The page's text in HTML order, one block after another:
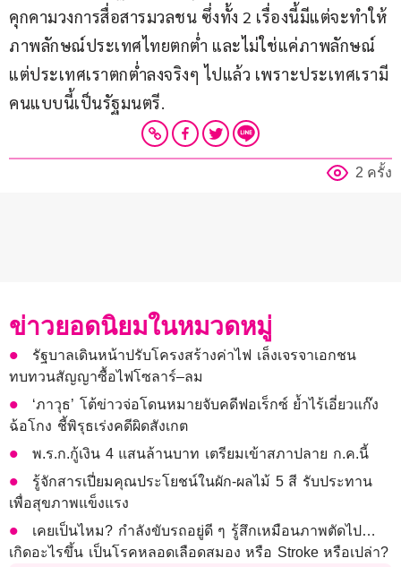
คุกคามวงการสื่อสารมวลชน ซึ่งทั้ง 2 เรื่องนี้มีแต่จะทำให้
ภาพลักษณ์ประเทศไทยตกต่ำ และไม่ใช่แค่ภาพลักษณ์
แต่ประเทศเราตกต่ำลงจริงๆ ไปแล้ว เพราะประเทศเรามี
คนแบบนี้เป็นรัฐมนตรี.
2 ครั้ง
ข่าวยอดนิยมในหมวดหมู่
รัฐบาลเดินหน้าปรับโครงสร้างค่าไฟ เล็งเจรจาเอกชน
ทบทวนสัญญาซื้อไฟโซลาร์–ลม
‘ภาวุธ’ โต้ข่าวจ่อโดนหมายจับคดีฟอเร็กซ์ ย้ำไร้เอี่ยวแก๊ง
ฉ้อโกง ชี้พิรุธเร่งคดีผิดสังเกต
พ.ร.ก.กู้เงิน 4 แสนล้านบาท เตรียมเข้าสภาปลาย ก.ค.นี้
รู้จักสารเปี่ยมคุณประโยชน์ในผัก-ผลไม้ 5 สี รับประทาน
เพื่อสุขภาพแข็งแรง
เคยเป็นไหม? กำลังขับรถอยู่ดี ๆ รู้สึกเหมือนภาพตัดไป…
เกิดอะไรขึ้น เป็นโรคหลอดเลือดสมอง หรือ Stroke หรือเปล่า?